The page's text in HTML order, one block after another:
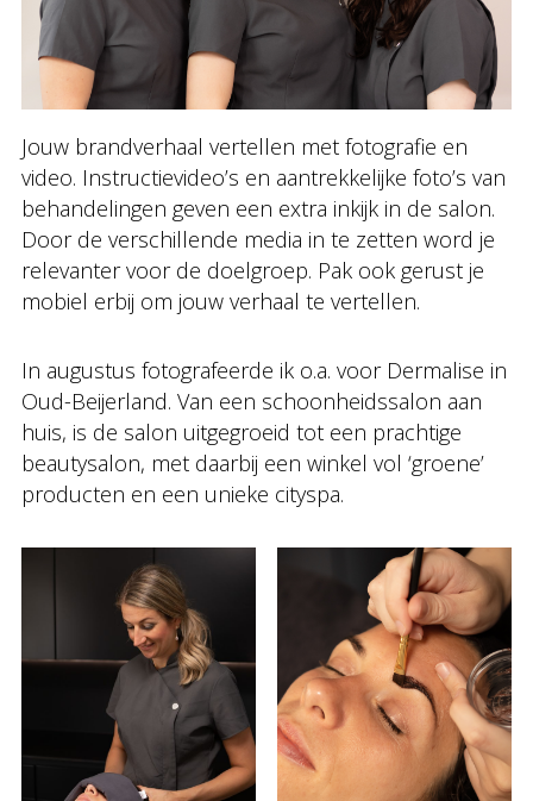
Jouw brandverhaal vertellen met fotografie en
video. Instructievideo’s en aantrekkelijke foto’s van
behandelingen geven een extra inkijk in de salon.
Door de verschillende media in te zetten word je
relevanter voor de doelgroep. Pak ook gerust je
mobiel erbij om jouw verhaal te vertellen.
In augustus fotografeerde ik o.a. voor Dermalise in
Oud-Beijerland. Van een schoonheidssalon aan
huis, is de salon uitgegroeid tot een prachtige
beautysalon, met daarbij een winkel vol ‘groene’
producten en een unieke cityspa.